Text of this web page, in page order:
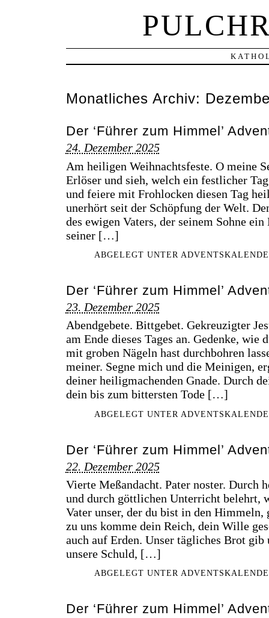
Monatliches Archiv:
Der ‘Führer zum Himmel’
24. Dezember 2025
Am heiligen Weihnachtsfeste. O meine
Erlöser und sieh, welch ein festlicher
und feiere mit Frohlocken diesen Tag
unerhört seit der Schöpfung der Welt.
des ewigen Vaters, der seinem Sohne
seiner […]
ABGELEGT UNTER
Der ‘Führer zum Himmel’
23. Dezember 2025
Abendgebete. Bittgebet. Gekreuzigter
am Ende dieses Tages an. Gedenke, wie
mit groben Nägeln hast durchbohren
meiner. Segne mich und die Meinigen,
deiner heiligmachenden Gnade. Durch
dein bis zum bittersten Tode […]
ABGELEGT UNTER
Der ‘Führer zum Himmel’
22. Dezember 2025
Vierte Meßandacht. Pater noster. Durch
und durch göttlichen Unterricht belehrt,
Vater unser, der du bist in den
zu uns komme dein Reich, dein Wille
auch auf Erden. Unser tägliches Brot gib
unsere Schuld, […]
ABGELEGT UNTER
Der ‘Führer zum Himmel’